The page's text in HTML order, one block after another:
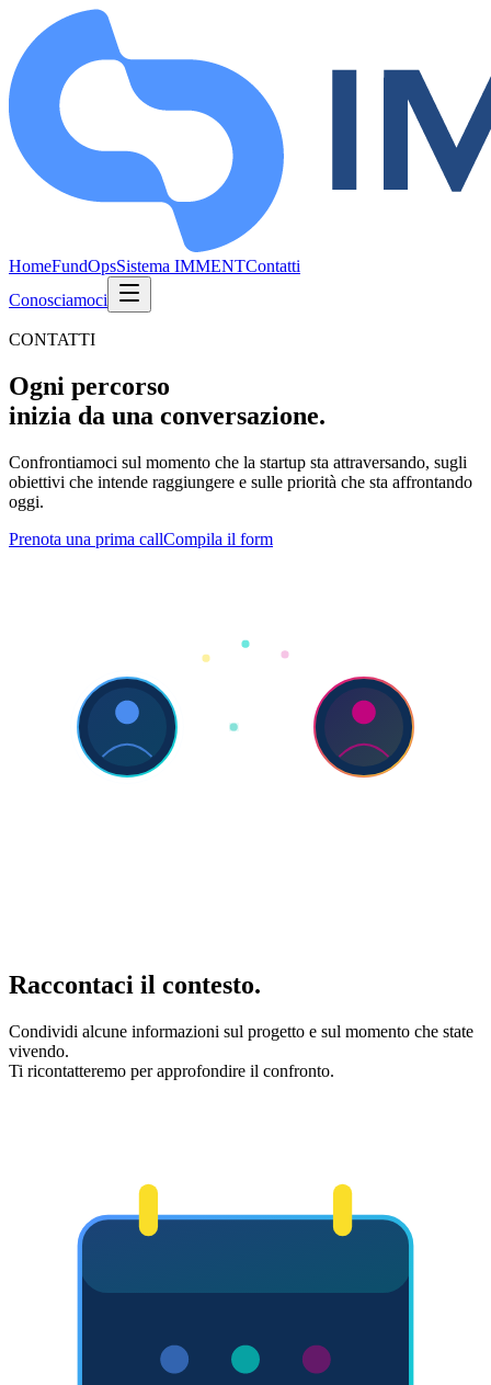
HomeFundOpsSistema IMMENTContatti
Conosciamoci
CONTATTI
Ogni percorso
inizia da una conversazione.
Confrontiamoci sul momento che la startup sta attraversando, sugli
obiettivi che intende raggiungere e sulle priorità che sta affrontando
oggi.
Prenota una prima callCompila il form
Raccontaci il contesto.
Condividi alcune informazioni sul progetto e sul momento che state
vivendo.
Ti ricontatteremo per approfondire il confronto.